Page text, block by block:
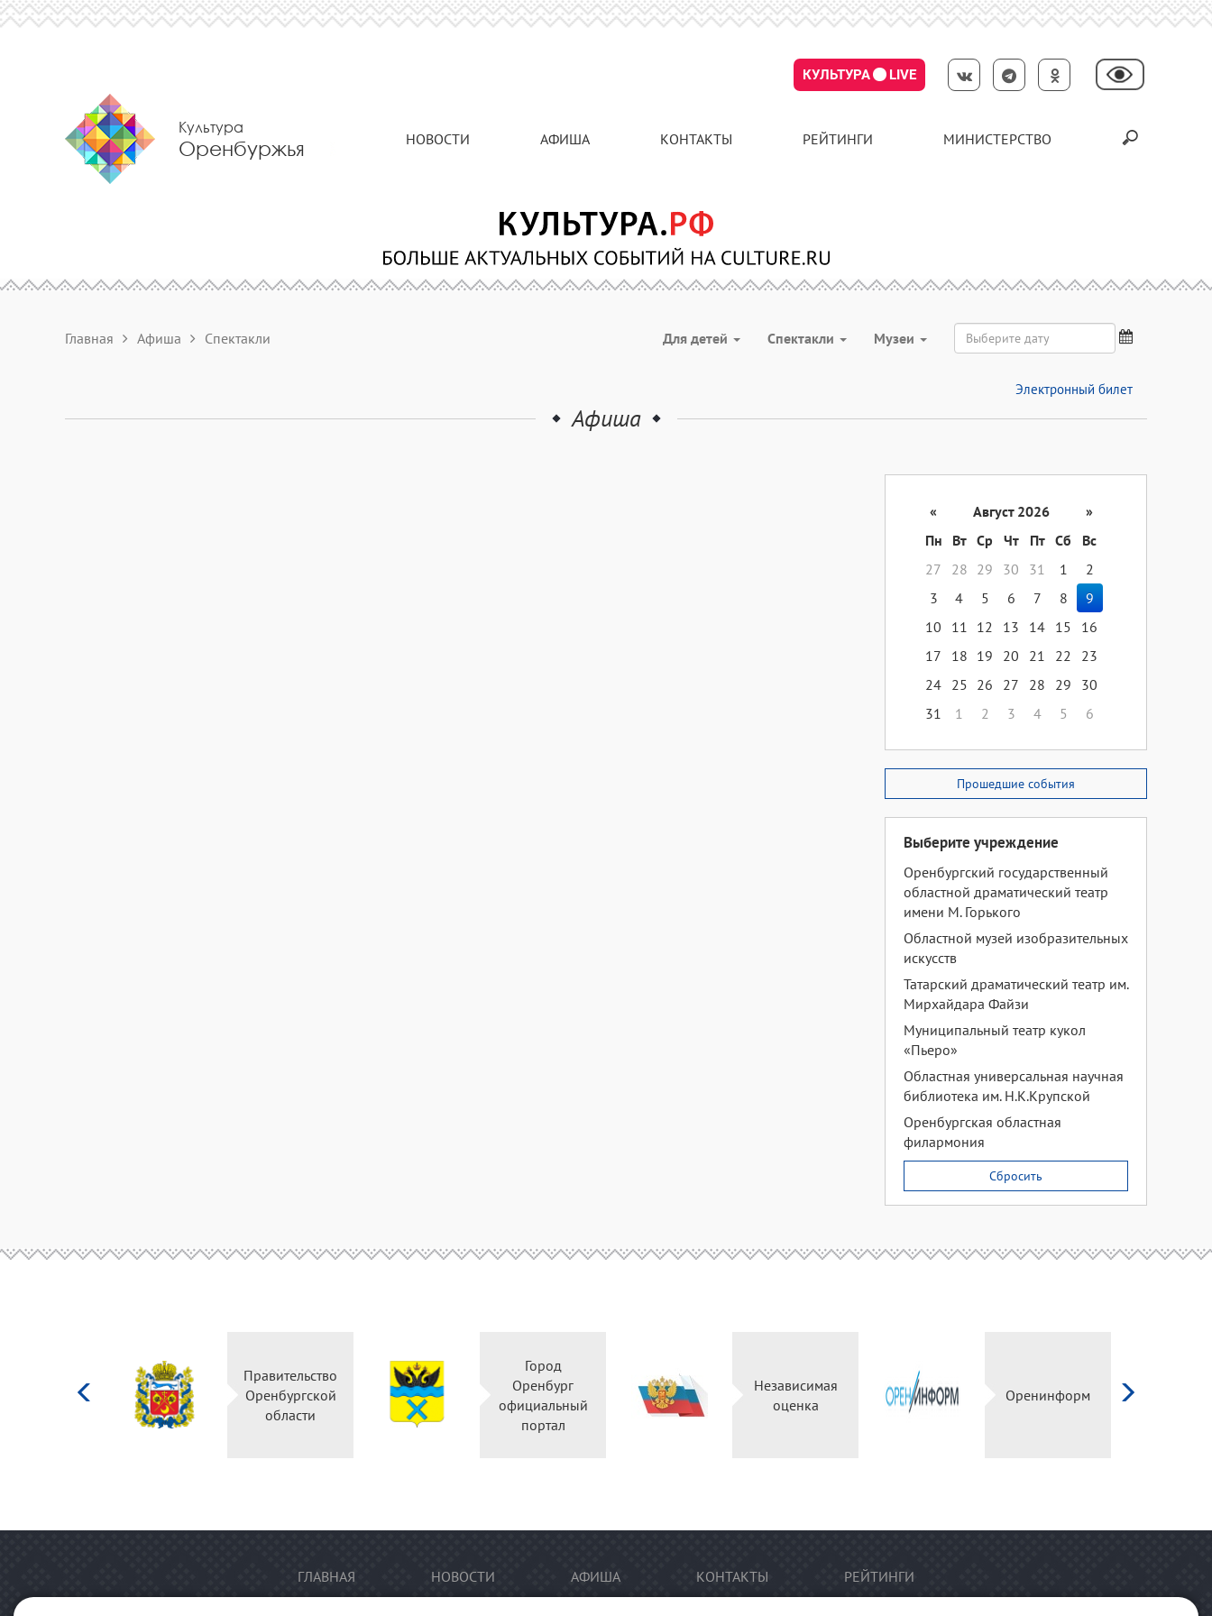
КУЛЬТУРА LIVE
Культура
Оренбуржья НОВОСТИ АФИША КОНТАКТЫ РЕЙТИНГИ МИНИСТЕРСТВО
Главная Афиша Спектакли Для детей Спектакли Музеи
Электронный билет
Афиша
« Август 2026
»
Пн
Вт Ср Чт Пт Сб
Вс
27
28 29 30 31 1
2
3
4 5 6 7 8
9
10
11 12 13 14 15
16
17
18 19 20 21 22
23
24 25 26 27 28 29
30
31
1 2 3 4 5 6
Прошедшие события
Выберите учреждение
Оренбургский государственный
областной драматический театр
имени М. Горького
Областной музей изобразительных
искусств
Татарский драматический театр им.
Мирхайдара Файзи
Муниципальный театр кукол
«Пьеро»
Областная универсальная научная
библиотека им. Н.К.Крупской
Оренбургская областная
филармония
Сбросить
Правительство
Оренбургской
области
Город
Оренбург
официальный
портал
Независимая
оценка
Оренинформ
ГЛАВНАЯ НОВОСТИ АФИША КОНТАКТЫ РЕЙТИНГИ